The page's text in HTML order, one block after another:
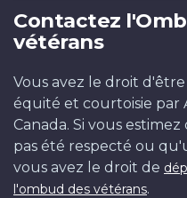
Contactez
vétérans
Vous avez le droit
équité et courtoisie par
Canada. Si vous
pas été respecté ou
vous avez le droit de
l'ombud des vétérans.